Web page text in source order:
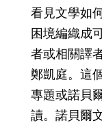
看見文學如
困境編織成
者或相關譯
鄭凱庭。這
專題或諾貝
讀。諾貝爾